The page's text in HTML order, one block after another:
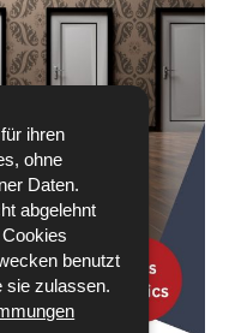
ihren
ohne
Daten.
abgelehnt
benutzt
sie zulassen.